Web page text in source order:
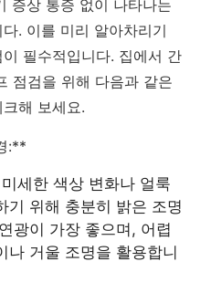
증상 통증 없이 나타나는
. 이를 미리 알아차리기
필수적입니다. 집에서 간
점검을 위해 다음과 같은
해 보세요.
:**
세한 색상 변화나 얼룩
기 위해 충분히 밝은 조명
광이 가장 좋으며, 어렵
나 거울 조명을 활용합니